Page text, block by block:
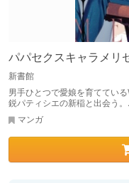
パパセクスキャラメリ
新書館
男手ひとつで愛娘を育ててい
鋭パティシエの新稲と出会う
マンガ